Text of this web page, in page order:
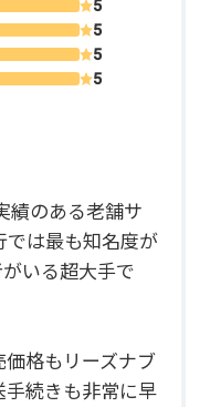
績のある老舗サ
では最も知名度が
いる超大手で
格もリーズナブ
続きも非常に早